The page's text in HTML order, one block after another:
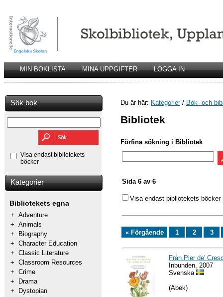
MIN BOKLISTA MINA UPPGIFTER LOGGA IN
Sök bok
Visa endast bibliotekets
böcker
Kategorier
Bibliotekets egna
+ Adventure
+ Animals
+
Biography
+ Character Education
+ Classic Literature
+ Classroom Resources
+ Crime
+
Drama
+
Dystopian
Du är här: Kategorier/ Bok- och
Bibliotek
Förfina sökning i Bibliotek
Sida 6 av 6
Visa endast bibliotekets böcker
« Förgående 1 2 3
Från Pier de'
Inbunden, 2007
Svenska
(Abek)